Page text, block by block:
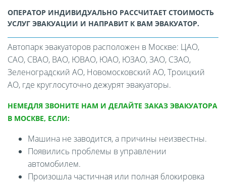
ОПЕРАТОР ИНДИВИДУАЛЬНО РАССЧИТАЕТ СТОИМОСТЬ
УСЛУГ ЭВАКУАЦИИ И НАПРАВИТ К ВАМ ЭВАКУАТОР.
Автопарк эвакуаторов расположен в Москве: ЦАО,
САО, СВАО, ВАО, ЮВАО, ЮАО, ЮЗАО, ЗАО, СЗАО,
Зеленоградский АО, Новомосковский АО, Троицкий
АО, где круглосуточно дежурят эвакуаторы.
НЕМЕДЛЯ ЗВОНИТЕ НАМ И ДЕЛАЙТЕ ЗАКАЗ ЭВАКУАТОРА
В МОСКВЕ, ЕСЛИ:
Машина не заводится, а причины неизвестны.
Появились проблемы в управлении
автомобилем.
Произошла частичная или полная блокировка